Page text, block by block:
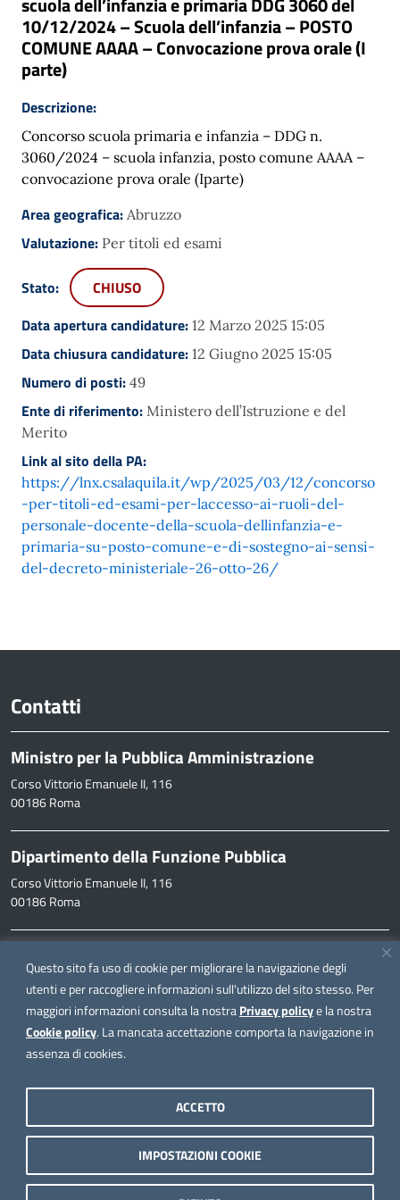
Questo sito fa uso di cookie per migliorare la navigazione degli
utenti e per raccogliere informazioni sull'utilizzo del sito stesso. Per
maggiori informazioni consulta la nostraPrivacy policye la nostra
Cookie policy. La mancata accettazione comporta la navigazione in
assenza di cookies.
IMPOSTAZIONI COOKIE
ACCETTO
10/12/2024 – Scuola dell’infanzia – POSTO
COMUNE AAAA – Convocazione prova orale (I
parte)
Descrizione:
Concorso scuola primaria e infanzia – DDG n.
3060/2024 – scuola infanzia, posto comune AAAA –
convocazione prova orale (Iparte)
Area geografica: Abruzzo
Valutazione: Per titoli ed esami
Stato:
CHIUSO
Data apertura candidature: 12 Marzo 2025 15:05
Data chiusura candidature: 12 Giugno 2025 15:05
Numero di posti: 49
Ente di riferimento: Ministero dell’Istruzione e del
Merito
Link al sito della PA:
https://lnx.csalaquila.it/wp/2025/03/12/concorso
-per-titoli-ed-esami-per-laccesso-ai-ruoli-del-
personale-docente-della-scuola-dellinfanzia-e-
primaria-su-posto-comune-e-di-sostegno-ai-sensi-
del-decreto-ministeriale-26-otto-26/
Contatti
Ministro per la Pubblica Amministrazione
Corso Vittorio Emanuele II, 116
00186 Roma
Dipartimento della Funzione Pubblica
Corso Vittorio Emanuele II, 116
00186 Roma
inpa@funzionepubblica.it
FAQ
FAQ – Domande e risposte
Seguici su
Note legali